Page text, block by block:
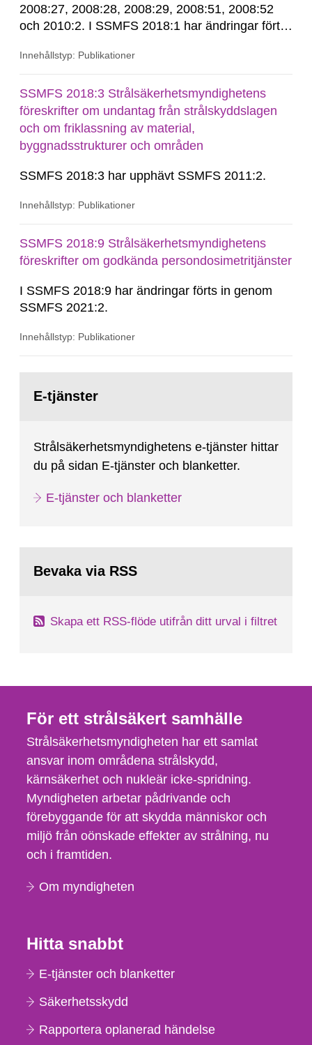
2008:27, 2008:28, 2008:29, 2008:51, 2008:52
och 2010:2. I SSMFS 2018:1 har ändringar förts
SSMFS 2022:14, SSMFS 2024:2 och SSMFS
Innehållstyp: Publikationer
SSMFS 2018:3 Strålsäkerhetsmyndighetens
föreskrifter om undantag från strålskyddslagen
och om friklassning av material,
byggnadsstrukturer och områden
SSMFS 2018:3 har upphävt SSMFS 2011:2.
Innehållstyp: Publikationer
SSMFS 2018:9 Strålsäkerhetsmyndighetens
föreskrifter om godkända persondosimetritjänster
I SSMFS 2018:9 har ändringar förts in genom
SSMFS 2021:2.
Innehållstyp: Publikationer
sida:E-tjänster
Strålsäkerhetsmyndighetens e-tjänster hittar
du på sidan E-tjänster och blanketter.
E-tjänster och blanketter
Bevaka via RSS
Skapa ett RSS-flöde utifrån ditt urval i filtret
För ett strålsäkert samhälle
Strålsäkerhetsmyndigheten har ett samlat
ansvar inom områdena strålskydd,
kärnsäkerhet och nukleär icke-spridning.
Myndigheten arbetar pådrivande och
förebyggande för att skydda människor och
miljö från oönskade effekter av strålning, nu
och i framtiden.
Om myndigheten
Hitta snabbt
E-tjänster och blanketter
Säkerhetsskydd
Rapportera oplanerad händelse